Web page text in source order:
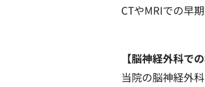
CTやMRIでの早
【脳神経外科で
当院の脳神経外